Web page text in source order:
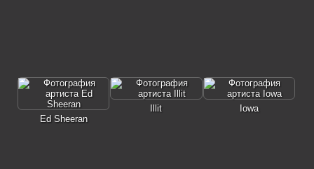
Ed Sheeran
Illit Iowa